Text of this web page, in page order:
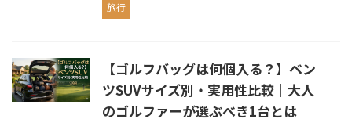
旅行
【ゴルフバッグは何個入る？】ベン
ツSUVサイズ別・実用性比較｜大人
のゴルファーが選ぶべき1台とは